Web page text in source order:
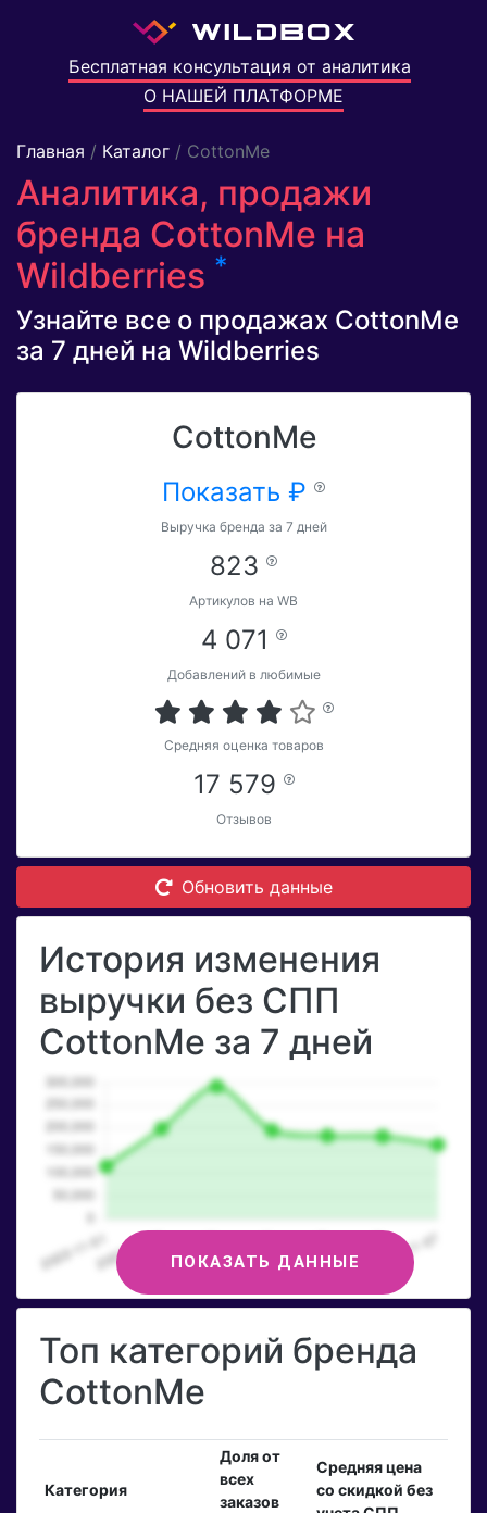
Бесплатная консультация от аналитика
О НАШЕЙ ПЛАТФОРМЕ
Главная / Каталог / CottonMe
Аналитика, продажи
бренда CottonMe на
Wildberries *
Узнайте все о продажах CottonMe
за 7 дней на Wildberries
CottonMe
Показать ₽
Выручка бренда за 7 дней
823
Артикулов на WB
4 071
Добавлений в любимые
Средняя оценка товаров
17 579
Отзывов
Обновить данные
История изменения
выручки без СПП
CottonMe за 7 дней
ПОКАЗАТЬ ДАННЫЕ
Топ категорий бренда
CottonMe
Категория
Доля от
всех
заказов
Средняя цена
со скидкой без